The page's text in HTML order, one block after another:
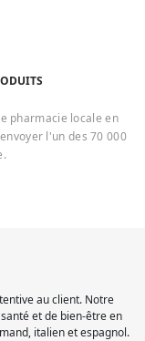
pharmacie locale en
l'un des 70 000
au client. Notre
et de bien-être en
italien et espagnol.